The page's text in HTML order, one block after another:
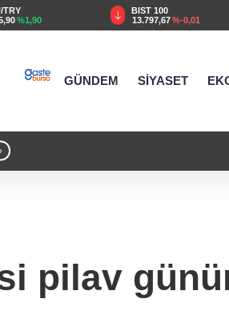
100
%-0,01
USD
47,7018%0,17
GÜNDEM SİYASET
›
pilav